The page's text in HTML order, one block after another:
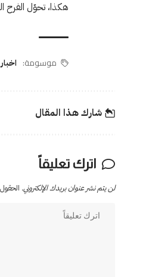
هكذا، تحوّل الفرح
موسومة:
شارك هذا المقال
اترك تعليقاً
لن يتم نشر عنوان بريدك الإلكتروني. الحقول